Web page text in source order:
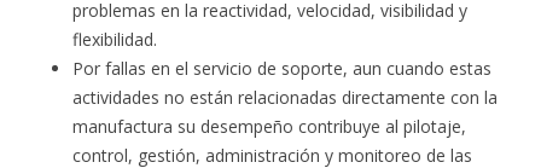
problemas en la reactividad, velocidad, visibilidad y
flexibilidad.
Por fallas en el servicio de soporte, aun cuando estas
actividades no están relacionadas directamente con la
manufactura su desempeño contribuye al pilotaje,
control, gestión, administración y monitoreo de las